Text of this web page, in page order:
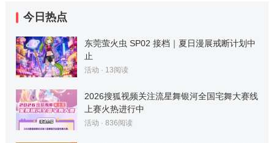
今日热点
东莞萤火虫 SP02 接档｜夏日漫展戒断计划中
止
活动 · 13阅读
2026搜狐视频关注流星舞银河全国宅舞大赛线
上赛火热进行中
活动 · 836阅读